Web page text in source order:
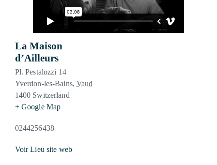
La Maison
d’Ailleurs
Pl. Pestalozzi 14
Yverdon-les-Bains, Vaud
1400 Switzerland
+ Google Map
0244256438
Voir Lieu site web